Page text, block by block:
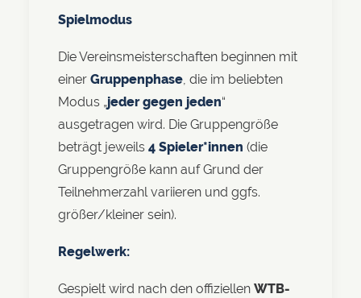
Spielmodus
Die Vereinsmeisterschaften beginnen mit
einer Gruppenphase, die im beliebten
Modus „jeder gegen jeden“
ausgetragen wird. Die Gruppengröße
beträgt jeweils 4 Spieler*innen (die
Gruppengröße kann auf Grund der
Teilnehmerzahl variieren und ggfs.
größer/kleiner sein).
Regelwerk:
Gespielt wird nach den offiziellen WTB-